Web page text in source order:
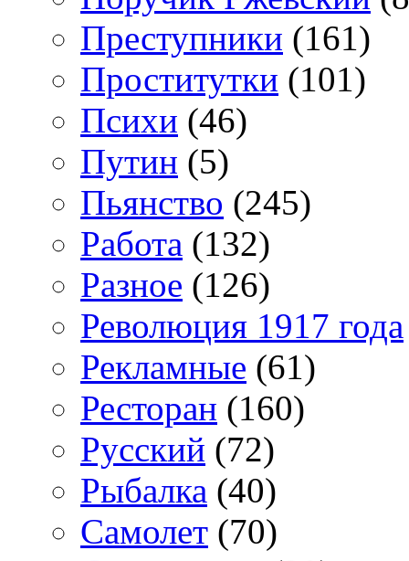
Преступники (161)
Проститутки (101)
Психи (46)
Путин (5)
Пьянство (245)
Работа (132)
Разное (126)
Революция 1917 года
Рекламные (61)
Ресторан (160)
Русский (72)
Рыбалка (40)
Самолет (70)